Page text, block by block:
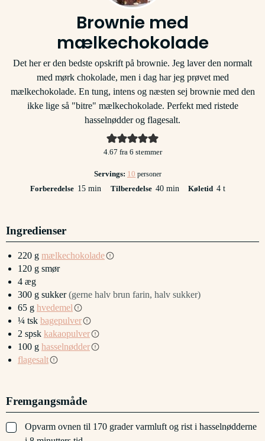
Brownie med
mælkechokolade
Det her er den bedste opskrift på brownie. Jeg laver den normalt
med mørk chokolade, men i dag har jeg prøvet med
mælkechokolade. En tung, intens og næsten sej brownie med den
ikke lige så "bitre" mælkechokolade. Perfekt med ristede
hasselnødder og flagesalt.
4.67 fra 6 stemmer
Servings: 10 personer
Forberedelse 15minutter
min Tilberedelse 40minutter
min Køletid 4timer
t
Ingredienser
220 g mælkechokolade
120 g smør
4 æg
300 g sukker (gerne halv brun farin, halv sukker)
65 g hvedemel
¼ tsk bagepulver
2 spsk kakaopulver
100 g hasselnødder
flagesalt
Fremgangsmåde
▢
Opvarm ovnen til 170 grader varmluft og rist i hasselnødderne